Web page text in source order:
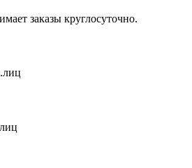
заказы круглосуточно.